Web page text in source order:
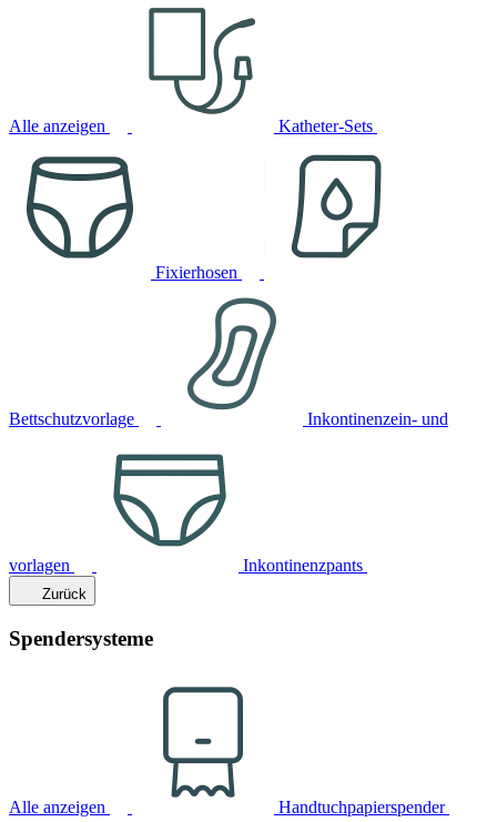
Alle anzeigen Katheter-Sets
Fixierhosen
Bettschutzvorlage Inkontinenzein- und
vorlagen Inkontinenzpants
Zurück
Spendersysteme
Alle anzeigen Handtuchpapierspender